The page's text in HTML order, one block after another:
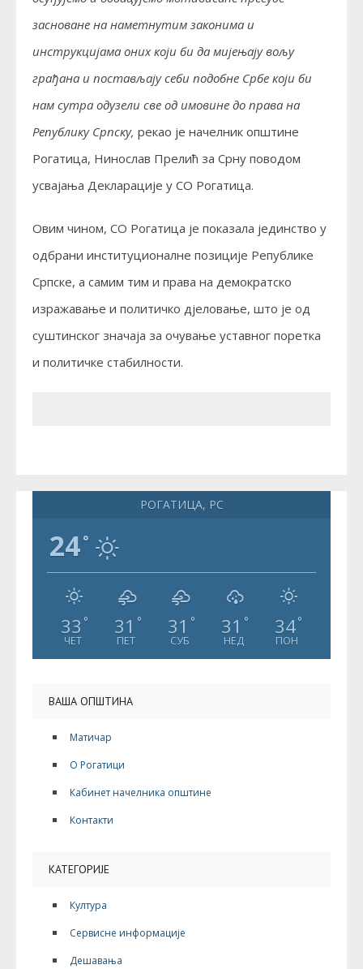
засноване на наметнутим законима и
инструкцијама оних који би да мијењају вољу
грађана и постављају себи подобне Србе који би
нам сутра одузели све од имовине до права на
Републику Српску, рекао је начелник општине
Рогатица, Нинослав Прелић за Срну поводом
усвајања Декларације у СО Рогатица.
Овим чином, СО Рогатица је показала јединство у
одбрани институционалне позиције Републике
Српске, а самим тим и права на демократско
изражавање и политичко дјеловање, што је од
суштинског значаја за очување уставног поретка
и политичке стабилности.
РОГАТИЦА, РС
24°
33 °
ЧЕТ
31 °
ПЕТ
31 °
СУБ
31 °
НЕД
34°
ПОН
ВАША ОПШТИНА
Матичар
О Рогатици
Кабинет начелника општине
Контакти
КАТЕГОРИЈЕ
Култура
Сервисне информације
Дешавања